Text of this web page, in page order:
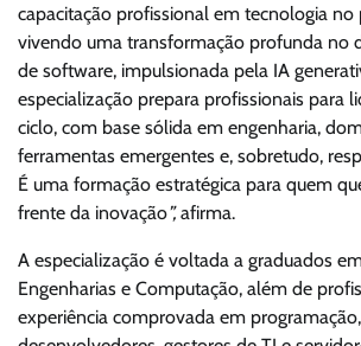
capacitação profissional em tecnologia no
vivendo uma transformação profunda no
de software, impulsionada pela IA
especialização prepara profissionais para
ciclo, com base sólida em engenharia,
ferramentas emergentes e, sobretudo,
É uma formação estratégica para quem
frente da inovação”,afirma.
A especialização é voltada a graduados
Engenharias e Computação, além de
experiência comprovada em